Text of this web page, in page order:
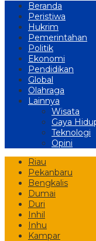
Beranda
Peristiwa
Hukrim
Pemerintahan
Politik
Ekonomi
Pendidikan
Global
Olahraga
Lainnya
Wisata
Gaya
Teknologi
Opini
Riau
Pekanbaru
Bengkalis
Dumai
Duri
Inhil
Inhu
Kampar